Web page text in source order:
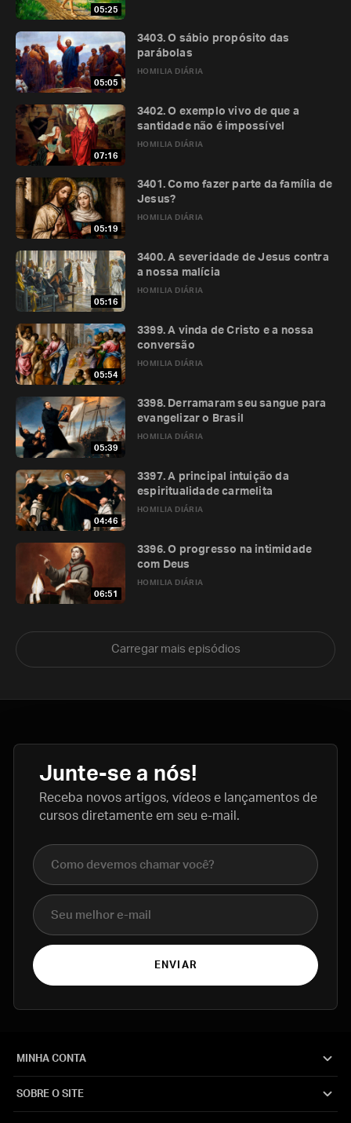
05:25
05:05
HOMILIA DIÁRIA
3403. O sábio propósito das
parábolas
07:16
HOMILIA DIÁRIA
3402. O exemplo vivo de que a
santidade não é impossível
05:19
HOMILIA DIÁRIA
3401. Como fazer parte da família de
Jesus?
05:16
HOMILIA DIÁRIA
3400. A severidade de Jesus contra
a nossa malícia
05:54
HOMILIA DIÁRIA
3399. A vinda de Cristo e a nossa
conversão
05:39
HOMILIA DIÁRIA
3398. Derramaram seu sangue para
evangelizar o Brasil
04:46
HOMILIA DIÁRIA
3397. A principal intuição da
espiritualidade carmelita
06:51
HOMILIA DIÁRIA
3396. O progresso na intimidade
com Deus
Carregar mais episódios
Junte-se a nós!
Receba novos artigos, vídeos e lançamentos de
cursos diretamente em seu e-mail.
Nome completo
E-mail
ENVIAR
MINHA CONTA
SOBRE O SITE